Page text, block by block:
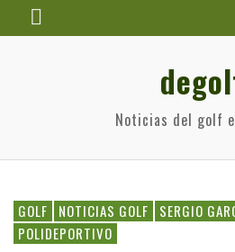
Noticias del golf
GOLF NOTICIAS GOLF SERGIO
POLIDEPORTIVO